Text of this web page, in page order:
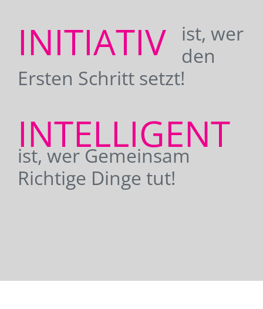
INITIATIV
ist, wer
den
Ersten Schritt setzt!
INTELLIGENT
ist, wer Gemeinsam
Richtige Dinge tut!